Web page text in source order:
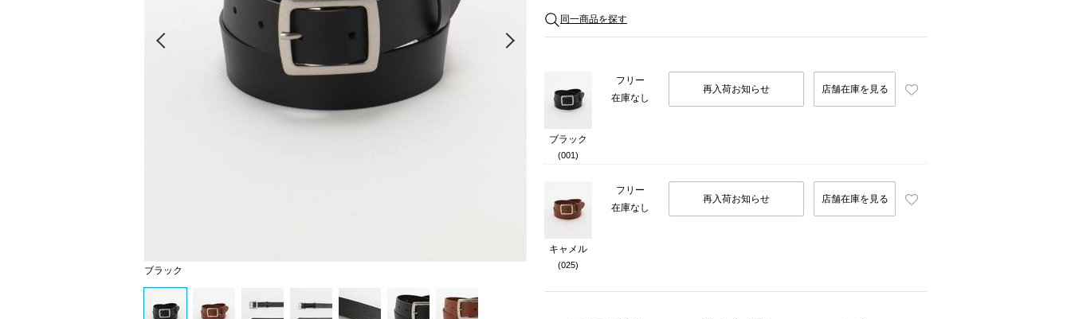
ブラック
同一商品を探す
ブラック
(001)
フリー
在庫なし
再入荷お知らせ 店舗在庫を見る
キャメル
(025)
フリー
在庫なし
再入荷お知らせ 店舗在庫を見る